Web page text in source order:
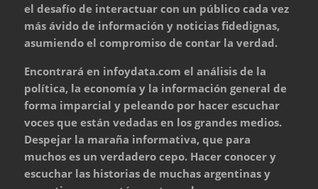
el desafío de interactuar con un público cada vez
más ávido de información y noticias fidedignas,
asumiendo el compromiso de contar la verdad.
Encontrará en infoydata.com el análisis de la
política, la economía y la información general de
forma imparcial y peleando por hacer escuchar
voces que están vedadas en los grandes medios.
Despejar la maraña informativa, que para
muchos es un verdadero cepo. Hacer conocer y
escuchar las historias de muchas argentinas y